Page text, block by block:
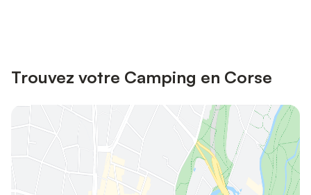
Trouvez votre Camping en Corse